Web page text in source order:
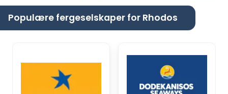
Populære fergeselskaper for Rhodos